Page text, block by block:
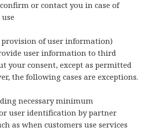
or contact you in case of
provision of user information)
user information to third
your consent, except as permitted
the following cases are exceptions.
necessary minimum
user identification by partner
as when customers use services